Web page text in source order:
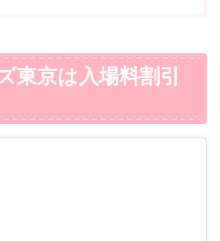
東京は入場料割引